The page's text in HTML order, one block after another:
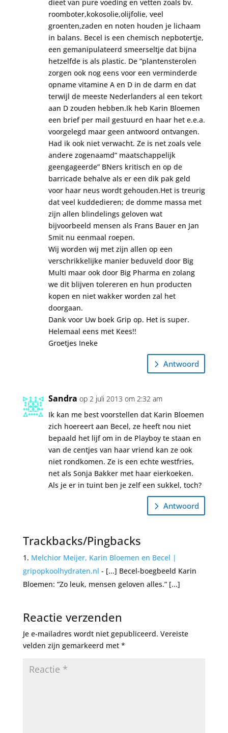
dieet van pure voeding en vetten zoals bv.
roomboter,kokosolie,olijfolie, veel
groenten,zaden en noten houden je lichaam
in balans. Becel is een chemisch nepbotertje,
een gemanipulateerd smeerseltje dat bijna
hetzelfde is als plastic. De ”plantensterolen
zorgen ook nog eens voor een verminderde
opname vitamine A en D in de darm en dat
terwijl de meeste Nederlanders al een tekort
aan D zouden hebben.Ik heb Karin Bloemen
een brief per mail gestuurd en haar het e.e.a.
voorgelegd maar geen antwoord ontvangen.
Had ik ook niet verwacht. Ze is net zoals vele
andere zogenaamd” maatschappelijk
geengageerde” BNers kritisch en op de
barricade behalve als er een dik pak geld
voor haar neus wordt gehouden.Het is treurig
dat veel kuddedieren; de domme massa met
zijn allen blindelings geloven wat
bijvoorbeeld mensen als Frans Bauer en Jan
Smit nu eenmaal roepen.
Wij worden wij met zijn allen op een
verschrikkelijke manier beduveld door Big
Multi maar ook door Big Pharma en zolang
we dit blijven tolereren en hun producten
kopen en niet wakker worden zal het
doorgaan.
Dank voor Uw boek Grip op. Het is super.
Helemaal eens met Kees!!
Groetjes Ineke
Antwoord
Sandra op 2 juli 2013 om 2:32 am
Ik kan me best voorstellen dat Karin Bloemen
zich hoereert aan Becel, ze heeft nou niet
bepaald het lijf om in de Playboy te staan en
van de centjes van haar vriend kan ze ook
niet rondkomen. Ze is een echte westfries,
net als Sonja Bakker met haar eierkoeken.
Als je er in tuint ben je zelf een sukkel, toch?
Antwoord
Trackbacks/Pingbacks
Melchior Meijer, Karin Bloemen en Becel |
gripopkoolhydraten.nl - [...] Becel-boegbeeld Karin
Bloemen: “Zo leuk, mensen geloven alles.” [...]
Reactie verzenden
Je e-mailadres wordt niet gepubliceerd. Vereiste
velden zijn gemarkeerd met *